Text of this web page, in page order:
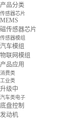
产品分类
传感器芯片
MEMS
磁传感器芯片
传感器模组
汽车模组
物联网模组
产品应用
消费类
工业类
升级中
汽车类电子
底盘控制
发动机